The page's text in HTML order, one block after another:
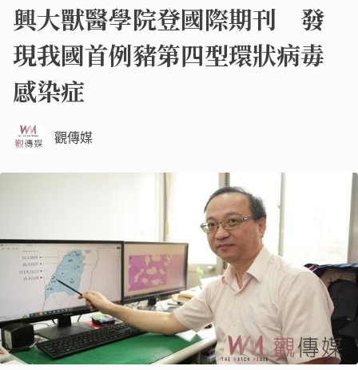
興大獸醫學院登國際期刊 發
現我國首例豬第四型環狀病毒
感染症
觀傳媒